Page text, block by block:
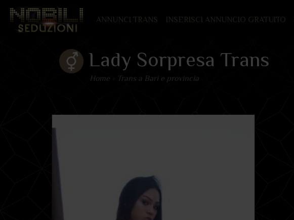
ANNUNCI TRANS (CURRENT)
INSERISCI ANNUNCIO GRATUITO
Lady Sorpresa Trans
Home Trans a Bari e provincia